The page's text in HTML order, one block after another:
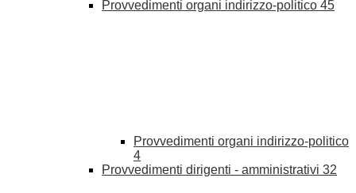
Provvedimenti organi indirizzo-politico 45
Provvedimenti organi indirizzo-politico
4
Provvedimenti dirigenti - amministrativi 32